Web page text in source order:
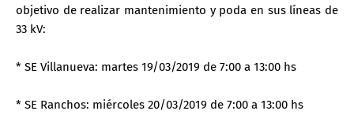
objetivo de realizar mantenimiento y poda en sus líneas de
33 kV:
* SE Villanueva: martes 19/03/2019 de 7:00 a 13:00 hs
* SE Ranchos: miércoles 20/03/2019 de 7:00 a 13:00 hs